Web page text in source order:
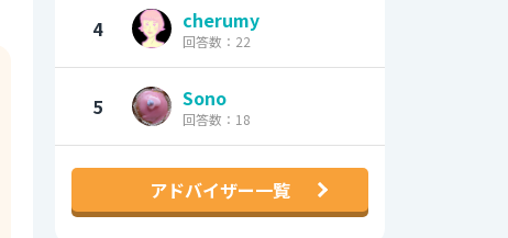
4 cherumy
回答数：22
5 Sono
回答数：18
アドバイザー一覧